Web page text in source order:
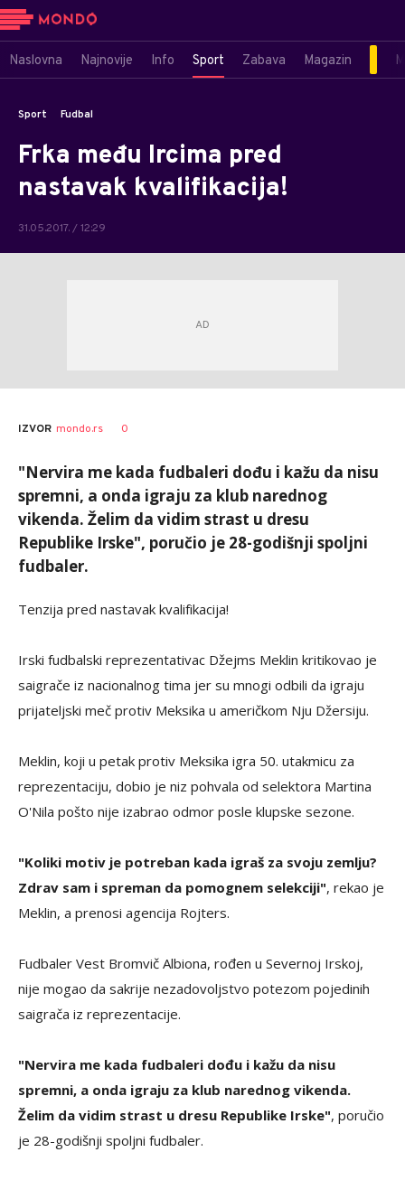
Naslovna Najnovije Info Sport Zabava Magazin
Sport Fudbal
Frka među Ircima pred
nastavak kvalifikacija!
31.05.2017. / 12:29
IZVOR mondo.rs 0
"Nervira me kada fudbaleri dođu i kažu da nisu
spremni, a onda igraju za klub narednog
vikenda. Želim da vidim strast u dresu
Republike Irske", poručio je 28-godišnji spoljni
fudbaler.
Tenzija pred nastavak kvalifikacija!
Irski fudbalski reprezentativac Džejms Meklin kritikovao je
saigrače iz nacionalnog tima jer su mnogi odbili da igraju
prijateljski meč protiv Meksika u američkom Nju Džersiju.
Meklin, koji u petak protiv Meksika igra 50. utakmicu za
reprezentaciju, dobio je niz pohvala od selektora Martina
O'Nila pošto nije izabrao odmor posle klupske sezone.
"Koliki motiv je potreban kada igraš za svoju zemlju?
Zdrav sam i spreman da pomognem selekciji", rekao je
Meklin, a prenosi agencija Rojters.
Fudbaler Vest Bromvič Albiona, rođen u Severnoj Irskoj,
nije mogao da sakrije nezadovoljstvo potezom pojedinih
saigrača iz reprezentacije.
"Nervira me kada fudbaleri dođu i kažu da nisu
spremni, a onda igraju za klub narednog vikenda.
Želim da vidim strast u dresu Republike Irske", poručio
je 28-godišnji spoljni fudbaler.